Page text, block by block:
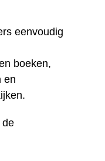
eenvoudig
boeken,
en
de